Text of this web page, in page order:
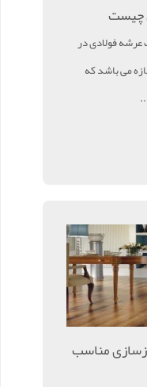
چیست
فولادی در
می باشد که
مناسب